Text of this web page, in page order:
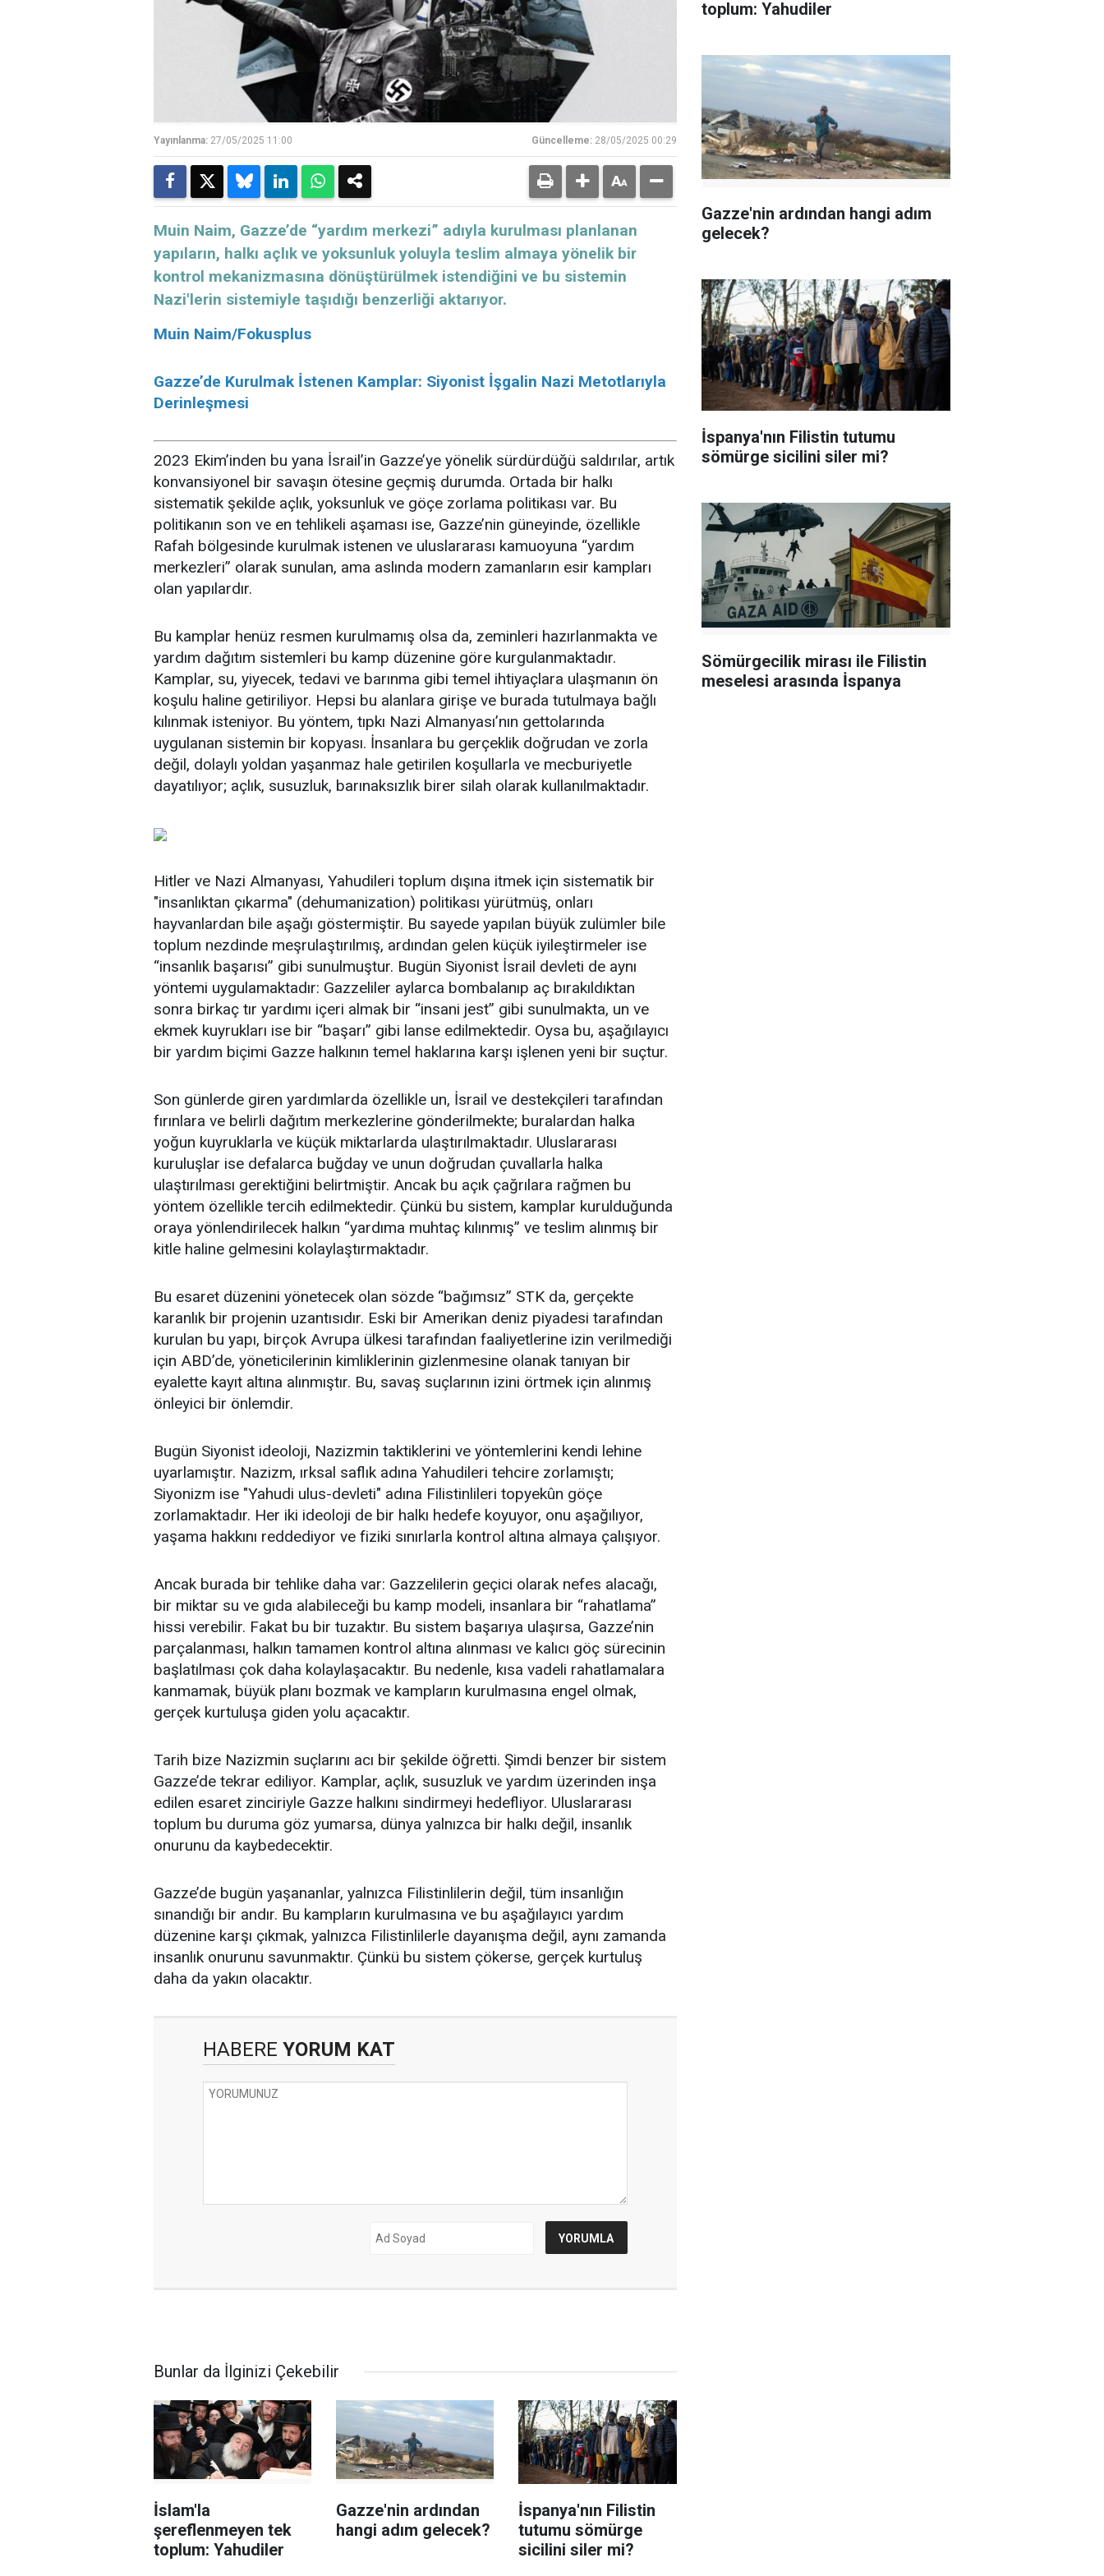
Yayınlanma: 27/05/2025 11:00 Güncelleme: 28/05/2025 00:29
Muin Naim, Gazze’de “yardım merkezi” adıyla kurulması planlanan
yapıların, halkı açlık ve yoksunluk yoluyla teslim almaya yönelik bir
kontrol mekanizmasına dönüştürülmek istendiğini ve bu sistemin
Nazi'lerin sistemiyle taşıdığı benzerliği aktarıyor.
Muin Naim/Fokusplus
Gazze’de Kurulmak İstenen Kamplar: Siyonist İşgalin Nazi Metotlarıyla
Derinleşmesi
2023 Ekim’inden bu yana İsrail’in Gazze’ye yönelik sürdürdüğü saldırılar, artık
konvansiyonel bir savaşın ötesine geçmiş durumda. Ortada bir halkı
sistematik şekilde açlık, yoksunluk ve göçe zorlama politikası var. Bu
politikanın son ve en tehlikeli aşaması ise, Gazze’nin güneyinde, özellikle
Rafah bölgesinde kurulmak istenen ve uluslararası kamuoyuna “yardım
merkezleri” olarak sunulan, ama aslında modern zamanların esir kampları
olan yapılardır.
Bu kamplar henüz resmen kurulmamış olsa da, zeminleri hazırlanmakta ve
yardım dağıtım sistemleri bu kamp düzenine göre kurgulanmaktadır.
Kamplar, su, yiyecek, tedavi ve barınma gibi temel ihtiyaçlara ulaşmanın ön
koşulu haline getiriliyor. Hepsi bu alanlara girişe ve burada tutulmaya bağlı
kılınmak isteniyor. Bu yöntem, tıpkı Nazi Almanyası’nın gettolarında
uygulanan sistemin bir kopyası. İnsanlara bu gerçeklik doğrudan ve zorla
değil, dolaylı yoldan yaşanmaz hale getirilen koşullarla ve mecburiyetle
dayatılıyor; açlık, susuzluk, barınaksızlık birer silah olarak kullanılmaktadır.
Hitler ve Nazi Almanyası, Yahudileri toplum dışına itmek için sistematik bir
"insanlıktan çıkarma" (dehumanization) politikası yürütmüş, onları
hayvanlardan bile aşağı göstermiştir. Bu sayede yapılan büyük zulümler bile
toplum nezdinde meşrulaştırılmış, ardından gelen küçük iyileştirmeler ise
“insanlık başarısı” gibi sunulmuştur. Bugün Siyonist İsrail devleti de aynı
yöntemi uygulamaktadır: Gazzeliler aylarca bombalanıp aç bırakıldıktan
sonra birkaç tır yardımı içeri almak bir “insani jest” gibi sunulmakta, un ve
ekmek kuyrukları ise bir “başarı” gibi lanse edilmektedir. Oysa bu, aşağılayıcı
bir yardım biçimi Gazze halkının temel haklarına karşı işlenen yeni bir suçtur.
Son günlerde giren yardımlarda özellikle un, İsrail ve destekçileri tarafından
fırınlara ve belirli dağıtım merkezlerine gönderilmekte; buralardan halka
yoğun kuyruklarla ve küçük miktarlarda ulaştırılmaktadır. Uluslararası
kuruluşlar ise defalarca buğday ve unun doğrudan çuvallarla halka
ulaştırılması gerektiğini belirtmiştir. Ancak bu açık çağrılara rağmen bu
yöntem özellikle tercih edilmektedir. Çünkü bu sistem, kamplar kurulduğunda
oraya yönlendirilecek halkın “yardıma muhtaç kılınmış” ve teslim alınmış bir
kitle haline gelmesini kolaylaştırmaktadır.
Bu esaret düzenini yönetecek olan sözde “bağımsız” STK da, gerçekte
karanlık bir projenin uzantısıdır. Eski bir Amerikan deniz piyadesi tarafından
kurulan bu yapı, birçok Avrupa ülkesi tarafından faaliyetlerine izin verilmediği
için ABD’de, yöneticilerinin kimliklerinin gizlenmesine olanak tanıyan bir
eyalette kayıt altına alınmıştır. Bu, savaş suçlarının izini örtmek için alınmış
önleyici bir önlemdir.
Bugün Siyonist ideoloji, Nazizmin taktiklerini ve yöntemlerini kendi lehine
uyarlamıştır. Nazizm, ırksal saflık adına Yahudileri tehcire zorlamıştı;
Siyonizm ise "Yahudi ulus-devleti" adına Filistinlileri topyekûn göçe
zorlamaktadır. Her iki ideoloji de bir halkı hedefe koyuyor, onu aşağılıyor,
yaşama hakkını reddediyor ve fiziki sınırlarla kontrol altına almaya çalışıyor.
Ancak burada bir tehlike daha var: Gazzelilerin geçici olarak nefes alacağı,
bir miktar su ve gıda alabileceği bu kamp modeli, insanlara bir “rahatlama”
hissi verebilir. Fakat bu bir tuzaktır. Bu sistem başarıya ulaşırsa, Gazze’nin
parçalanması, halkın tamamen kontrol altına alınması ve kalıcı göç sürecinin
başlatılması çok daha kolaylaşacaktır. Bu nedenle, kısa vadeli rahatlamalara
kanmamak, büyük planı bozmak ve kampların kurulmasına engel olmak,
gerçek kurtuluşa giden yolu açacaktır.
Tarih bize Nazizmin suçlarını acı bir şekilde öğretti. Şimdi benzer bir sistem
Gazze’de tekrar ediliyor. Kamplar, açlık, susuzluk ve yardım üzerinden inşa
edilen esaret zinciriyle Gazze halkını sindirmeyi hedefliyor. Uluslararası
toplum bu duruma göz yumarsa, dünya yalnızca bir halkı değil, insanlık
onurunu da kaybedecektir.
Gazze’de bugün yaşananlar, yalnızca Filistinlilerin değil, tüm insanlığın
sınandığı bir andır. Bu kampların kurulmasına ve bu aşağılayıcı yardım
düzenine karşı çıkmak, yalnızca Filistinlilerle dayanışma değil, aynı zamanda
insanlık onurunu savunmaktır. Çünkü bu sistem çökerse, gerçek kurtuluş
daha da yakın olacaktır.
HABERE YORUM KAT
Bunlar da İlginizi Çekebilir
İslam'la
şereflenmeyen tek
toplum: Yahudiler
Gazze'nin ardından
hangi adım gelecek?
İspanya'nın Filistin
tutumu sömürge
sicilini siler mi?
toplum: Yahudiler
Gazze'nin ardından hangi adım
gelecek?
İspanya'nın Filistin tutumu
sömürge sicilini siler mi?
Sömürgecilik mirası ile Filistin
meselesi arasında İspanya